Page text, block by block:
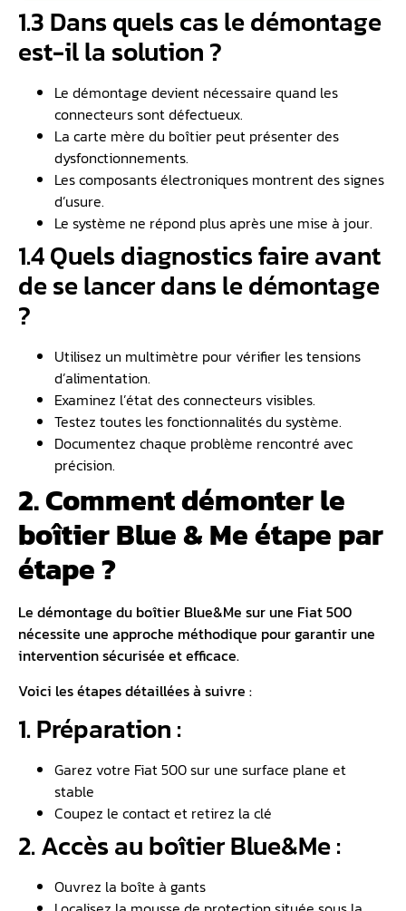
1.3 Dans quels cas le démontage
est-il la solution ?
Le démontage devient nécessaire quand les
connecteurs sont défectueux.
La carte mère du boîtier peut présenter des
dysfonctionnements.
Les composants électroniques montrent des signes
d’usure.
Le système ne répond plus après une mise à jour.
1.4 Quels diagnostics faire avant
de se lancer dans le démontage
?
Utilisez un multimètre pour vérifier les tensions
d’alimentation.
Examinez l’état des connecteurs visibles.
Testez toutes les fonctionnalités du système.
Documentez chaque problème rencontré avec
précision.
2. Comment démonter le
boîtier Blue & Me étape par
étape ?
Le démontage du boîtier Blue&Me sur une Fiat 500
nécessite une approche méthodique pour garantir une
intervention sécurisée et efficace.
Voici les étapes détaillées à suivre :
1. Préparation :
Garez votre Fiat 500 sur une surface plane et
stable
Coupez le contact et retirez la clé
2. Accès au boîtier Blue&Me :
Ouvrez la boîte à gants